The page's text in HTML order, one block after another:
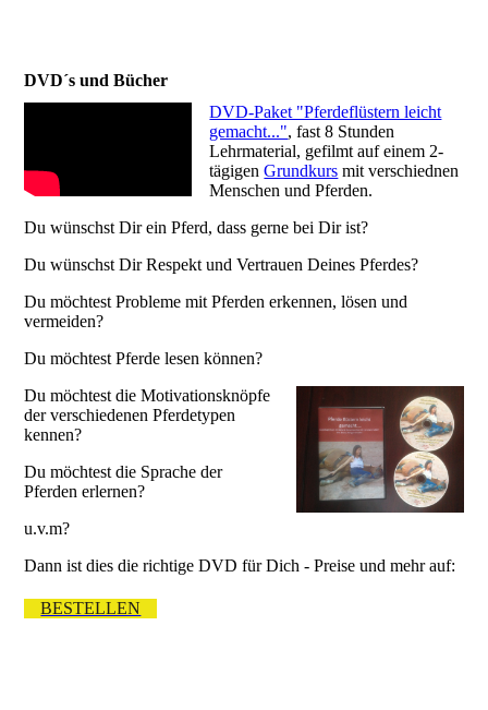
DVD´s und Bücher
DVD-Paket "Pferdeflüstern leicht
gemacht...", fast 8 Stunden
Lehrmaterial, gefilmt auf einem 2-
tägigenGrundkurs mit verschiednen
Menschen und Pferden.
Du wünschst Dir ein Pferd, dass gerne bei Dir ist?
Du wünschst Dir Respekt und Vertrauen Deines Pferdes?
Du möchtest Probleme mit Pferden erkennen, lösen und
vermeiden?
Du möchtest Pferde lesen können?
Du möchtest die Motivationsknöpfe
der verschiedenen Pferdetypen
kennen?
Du möchtest die Sprache der
Pferden erlernen?
u.v.m?
Dann ist dies die richtige DVD für Dich - Preise und mehr auf:
BESTELLEN